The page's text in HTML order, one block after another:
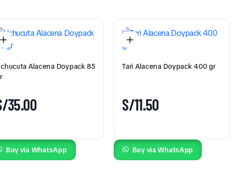
Alacena Doypack 85
35.00
Buy via WhatsApp
Tari Alacena Doypack 400 gr
S/11.50
Buy via WhatsApp